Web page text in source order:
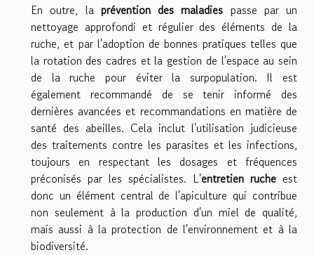
En outre, la prévention des maladies passe par un
nettoyage approfondi et régulier des éléments de la
ruche, et par l'adoption de bonnes pratiques telles que
la rotation des cadres et la gestion de l'espace au sein
de la ruche pour éviter la surpopulation. Il est
également recommandé de se tenir informé des
dernières avancées et recommandations en matière de
santé des abeilles. Cela inclut l'utilisation judicieuse
des traitements contre les parasites et les infections,
toujours en respectant les dosages et fréquences
préconisés par les spécialistes. L'entretien ruche est
donc un élément central de l'apiculture qui contribue
non seulement à la production d'un miel de qualité,
mais aussi à la protection de l'environnement et à la
biodiversité.